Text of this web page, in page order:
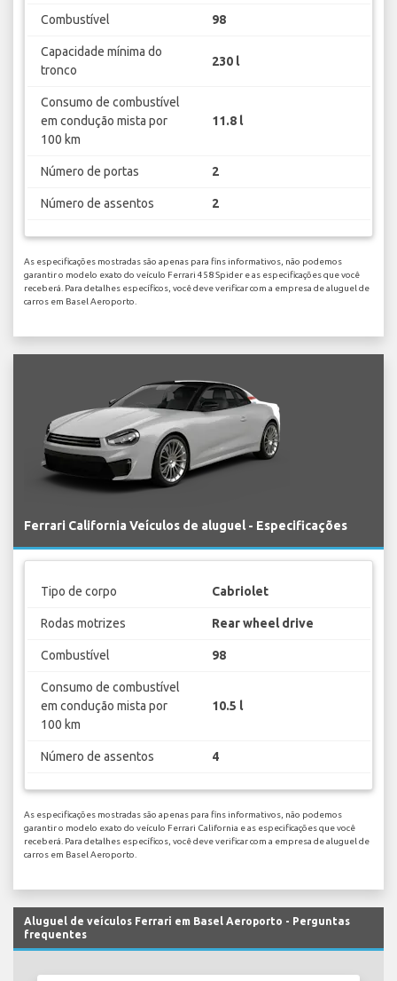
Combustível 98
Capacidade mínima do
tronco
230 l
Consumo de combustível
em condução mista por
100 km
11.8 l
Número de portas 2
Número de assentos 2
As especificações mostradas são apenas para fins informativos, não podemos
garantir o modelo exato do veículo Ferrari 458 Spider e as especificações que você
receberá. Para detalhes específicos, você deve verificar com a empresa de aluguel de
carros em Basel Aeroporto.
Ferrari California Veículos de aluguel - Especificações
Tipo de corpo Cabriolet
Rodas motrizes Rear wheel drive
Combustível 98
Consumo de combustível
em condução mista por
100 km
10.5 l
Número de assentos 4
As especificações mostradas são apenas para fins informativos, não podemos
garantir o modelo exato do veículo Ferrari California e as especificações que você
receberá. Para detalhes específicos, você deve verificar com a empresa de aluguel de
carros em Basel Aeroporto.
Aluguel de veículos Ferrari em Basel Aeroporto - Perguntas
frequentes